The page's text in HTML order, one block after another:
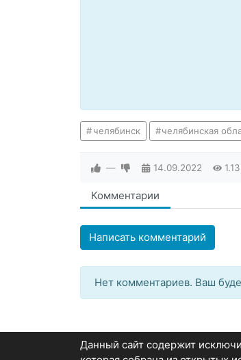
челябинск челябинская
— 14.09.2022
Комментарии
Написать комментарий
Нет комментариев. Ваш
Данный сайт содержит